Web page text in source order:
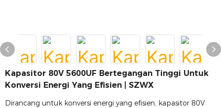
Kapasitor 80V 5600UF Bertegangan Tinggi Untuk
Konversi Energi Yang Efisien | SZWX
Dirancang untuk konversi energi yang efisien, kapasitor 80V